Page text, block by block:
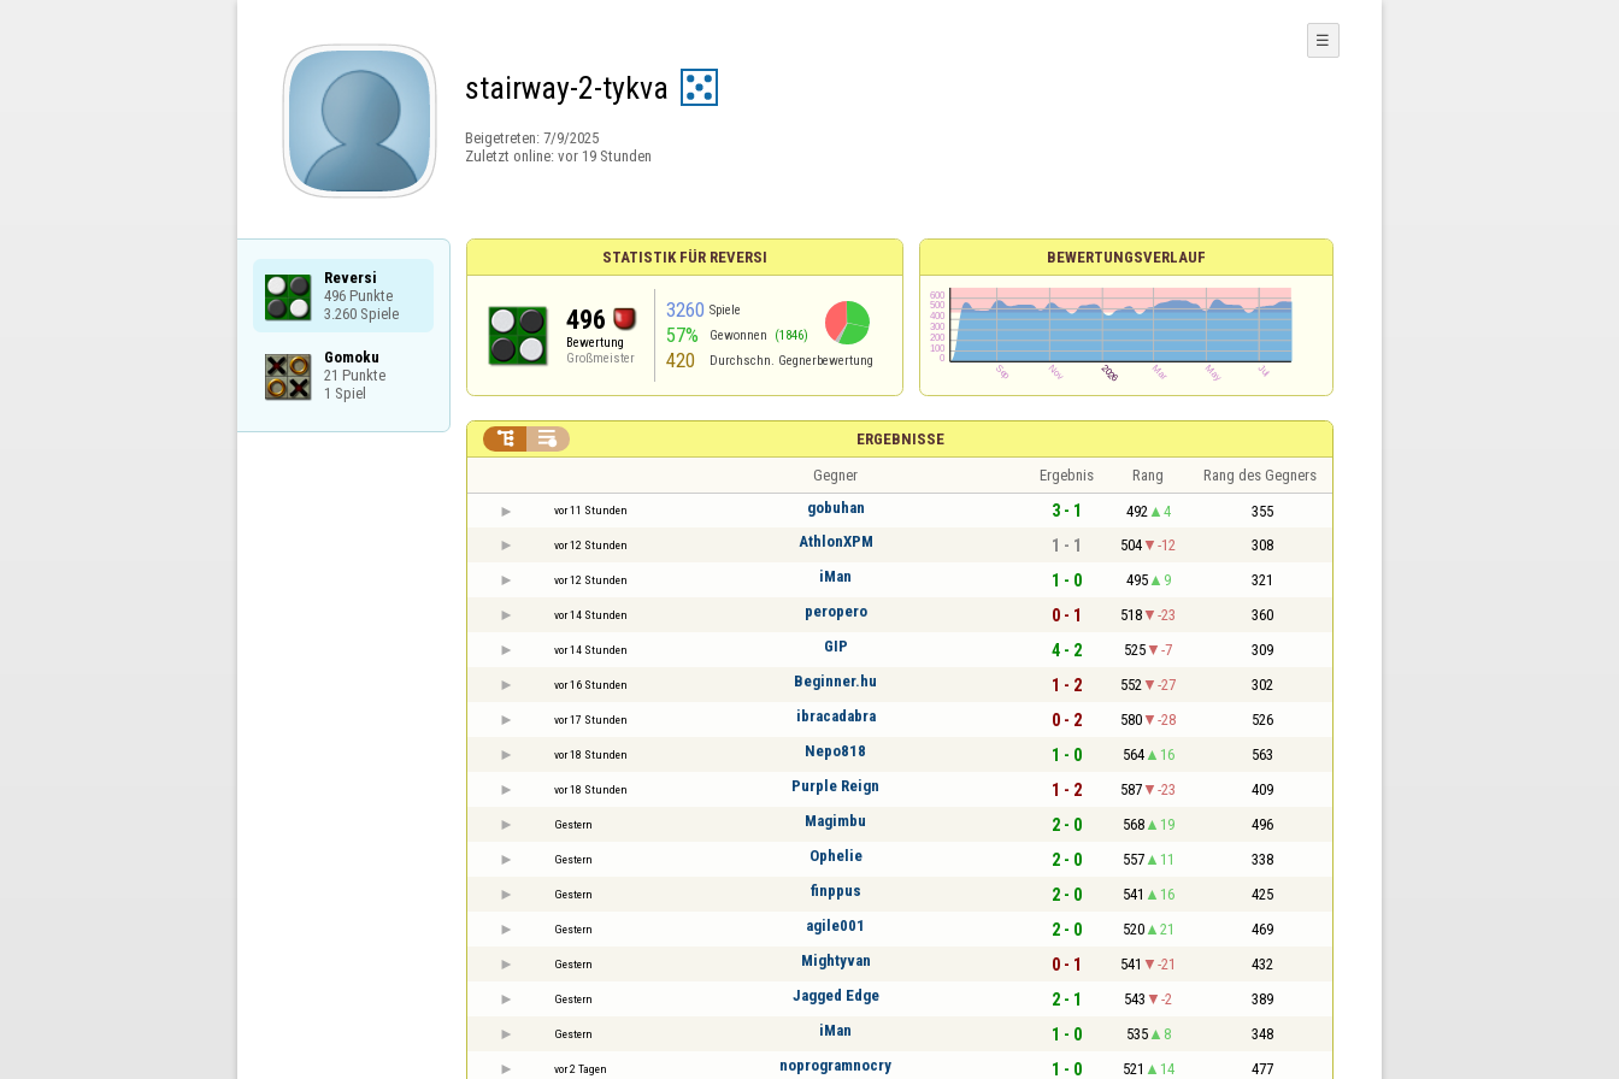
stairway-2-tykva
Beigetreten: 7/9/2025
Zuletzt online: vor 19 Stunden
☰
Reversi
496 Punkte
3.260 Spiele
Gomoku
21 Punkte
1 Spiel
STATISTIK FÜR REVERSI
496
Bewertung
Großmeister
3260 Spiele
57% Gewonnen (1846)
420 Durchschn. Gegnerbewertung
BEWERTUNGSVERLAUF
ERGEBNISSE
 
Gegner Ergebnis Rang Rang des Gegners
vor 11 Stunden gobuhan 3 - 1 492 4 355
vor 12 Stunden AthlonXPM 1 - 1 504 -12 308
vor 12 Stunden iMan 1 - 0 495 9 321
vor 14 Stunden peropero 0 - 1 518 -23 360
vor 14 Stunden GIP 4 - 2 525 -7 309
vor 16 Stunden Beginner.hu 1 - 2 552 -27 302
vor 17 Stunden ibracadabra 0 - 2 580 -28 526
vor 18 Stunden Nepo818 1 - 0 564 16 563
vor 18 Stunden Purple Reign 1 - 2 587 -23 409
Gestern Magimbu 2 - 0 568 19 496
Gestern Ophelie 2 - 0 557 11 338
Gestern finppus 2 - 0 541 16 425
Gestern agile001 2 - 0 520 21 469
Gestern Mightyvan 0 - 1 541 -21 432
Gestern Jagged Edge 2 - 1 543 -2 389
Gestern iMan 1 - 0 535 8 348
vor 2 Tagen noprogramnocry 1 - 0 521 14 477